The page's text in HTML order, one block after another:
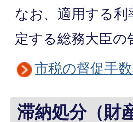
なお、適用する利
定する総務大臣
市税の督促手
滞納処分（財